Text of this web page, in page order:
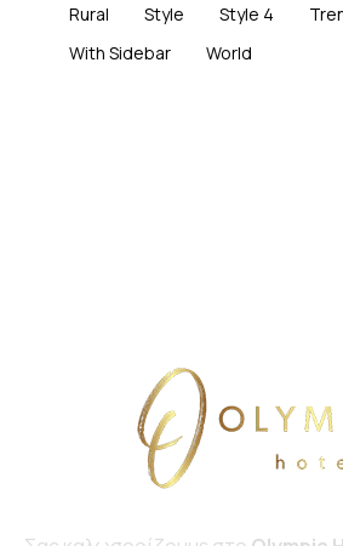
Rural
Style Style 4
With Sidebar
World